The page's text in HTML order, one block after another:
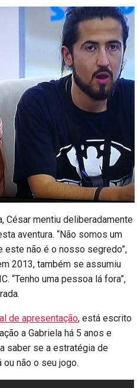
César mentiu deliberadamente
aventura. “Não somos um
este não é o nosso segredo”,
2013, também se assumiu
“Tenho uma pessoa lá fora”,
de apresentação, está escrito
a Gabriela há 5 anos e
saber se a estratégia de
não o seu jogo.